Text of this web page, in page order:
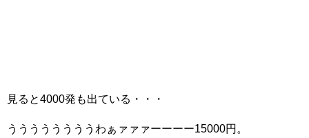
見ると4000発も出ている・・・
ううううううううわぁァァァーーーー15000円。